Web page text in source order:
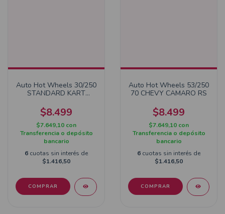
Auto Hot Wheels 30/250
STANDARD KART
$8.499
$7.649,10 con
Transferencia o depósito
bancario
6 cuotas sin interés de
$1.416,50
Auto Hot Wheels 53/250
70 CHEVY CAMARO RS
$8.499
$7.649,10 con
Transferencia o depósito
bancario
6 cuotas sin interés de
$1.416,50